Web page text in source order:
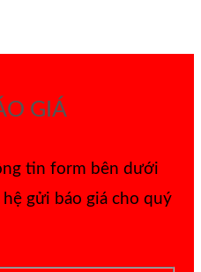
GIÁ
tin form bên dưới
gửi báo giá cho quý